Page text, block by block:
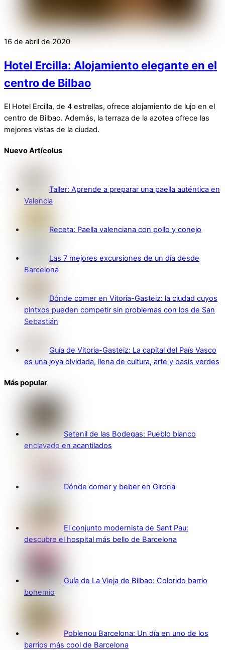
16 de abril de 2020
Hotel Ercilla: Alojamiento elegante en el
centro de Bilbao
El Hotel Ercilla, de 4 estrellas, ofrece alojamiento de lujo en el
centro de Bilbao. Además, la terraza de la azotea ofrece las
mejores vistas de la ciudad.
Nuevo Artícolus
Taller: Aprende a preparar una paella auténtica en
Valencia
Receta: Paella valenciana con pollo y conejo
Las 7 mejores excursiones de un día desde
Barcelona
Dónde comer en Vitoria-Gasteiz: la ciudad cuyos
pintxos pueden competir sin problemas con los de San
Sebastián
Guía de Vitoria-Gasteiz: La capital del País Vasco
es una joya olvidada, llena de cultura, arte y oasis verdes
Más popular
Setenil de las Bodegas: Pueblo blanco
enclavado en acantilados
Dónde comer y beber en Girona
El conjunto modernista de Sant Pau:
descubre el hospital más bello de Barcelona
Guía de La Vieja de Bilbao: Colorido barrio
bohemio
Poblenou Barcelona: Un día en uno de los
barrios más cool de Barcelona